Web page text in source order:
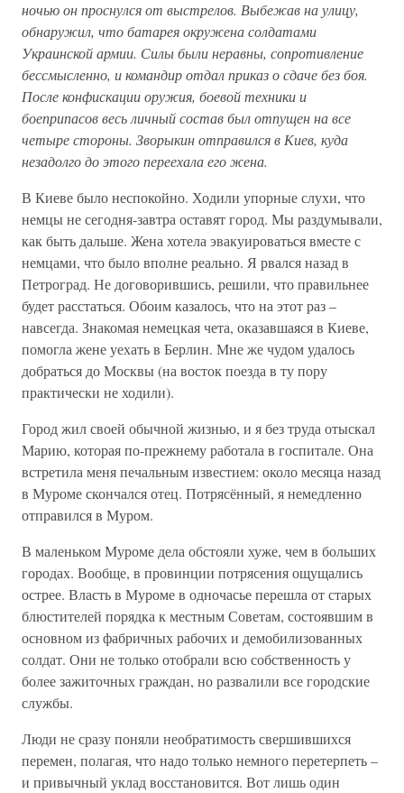
ночью он проснулся от выстрелов. Выбежав на улицу,
обнаружил, что батарея окружена солдатами
Украинской армии. Силы были неравны, сопротивление
бессмысленно, и командир отдал приказ о сдаче без боя.
После конфискации оружия, боевой техники и
боеприпасов весь личный состав был отпущен на все
четыре стороны. Зворыкин отправился в Киев, куда
незадолго до этого переехала его жена.
В Киеве было неспокойно. Ходили упорные слухи, что
немцы не сегодня-завтра оставят город. Мы раздумывали,
как быть дальше. Жена хотела эвакуироваться вместе с
немцами, что было вполне реально. Я рвался назад в
Петроград. Не договорившись, решили, что правильнее
будет расстаться. Обоим казалось, что на этот раз –
навсегда. Знакомая немецкая чета, оказавшаяся в Киеве,
помогла жене уехать в Берлин. Мне же чудом удалось
добраться до Москвы (на восток поезда в ту пору
практически не ходили).
Город жил своей обычной жизнью, и я без труда отыскал
Марию, которая по-прежнему работала в госпитале. Она
встретила меня печальным известием: около месяца назад
в Муроме скончался отец. Потрясённый, я немедленно
отправился в Муром.
В маленьком Муроме дела обстояли хуже, чем в больших
городах. Вообще, в провинции потрясения ощущались
острее. Власть в Муроме в одночасье перешла от старых
блюстителей порядка к местным Советам, состоявшим в
основном из фабричных рабочих и демобилизованных
солдат. Они не только отобрали всю собственность у
более зажиточных граждан, но развалили все городские
службы.
Люди не сразу поняли необратимость свершившихся
перемен, полагая, что надо только немного перетерпеть –
и привычный уклад восстановится. Вот лишь один